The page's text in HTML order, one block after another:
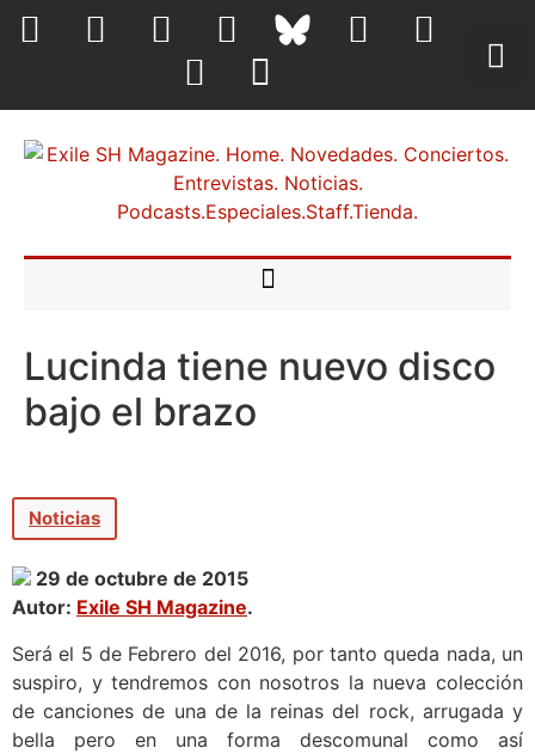
Lucinda tiene nuevo disco
bajo el brazo
Noticias
29 de octubre de 2015
Autor: Exile SH Magazine.
Será el 5 de Febrero del 2016, por tanto queda nada, un
suspiro, y tendremos con nosotros la nueva colección
de canciones de una de la reinas del rock, arrugada y
bella pero en una forma descomunal como así